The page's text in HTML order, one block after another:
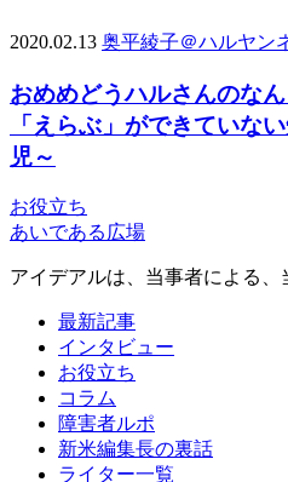
2020.02.13 奥平綾子＠ハルヤン
おめめどうハルさんのな
「えらぶ」ができていな
児～
お役立ち
あいである広場
アイデアルは、当事者による、
最新記事
インタビュー
お役立ち
コラム
障害者ルポ
新米編集長の裏話
ライター一覧